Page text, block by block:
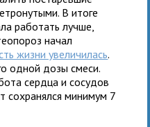
В итоге
работать лучше,
начал
жизни увеличилась.
одной дозы смеси.
сердца и сосудов
сохранялся минимум 7